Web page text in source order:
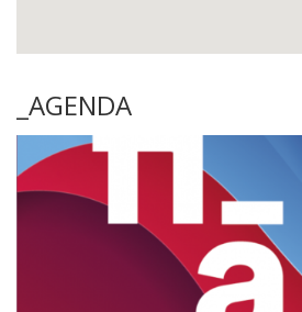
_AGENDA